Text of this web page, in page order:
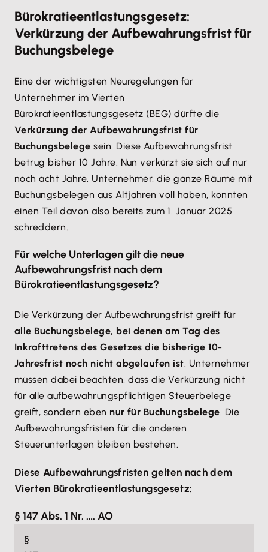
Bürokratieentlastungsgesetz:
Verkürzung der Aufbewahrungsfrist für
Buchungsbelege
Eine der wichtigsten Neuregelungen für
Unternehmer im Vierten
Bürokratieentlastungsgesetz (BEG) dürfte die
Verkürzung der Aufbewahrungsfrist für
Buchungsbelege sein. Diese Aufbewahrungsfrist
betrug bisher 10 Jahre. Nun verkürzt sie sich auf nur
noch acht Jahre. Unternehmer, die ganze Räume mit
Buchungsbelegen aus Altjahren voll haben, konnten
einen Teil davon also bereits zum 1. Januar 2025
schreddern.
Für welche Unterlagen gilt die neue
Aufbewahrungsfrist nach dem
Bürokratieentlastungsgesetz?
Die Verkürzung der Aufbewahrungsfrist greift für
alle Buchungsbelege, bei denen am Tag des
Inkrafttretens des Gesetzes die bisherige 10-
Jahresfrist noch nicht abgelaufen ist. Unternehmer
müssen dabei beachten, dass die Verkürzung nicht
für alle aufbewahrungspflichtigen Steuerbelege
greift, sondern eben nur für Buchungsbelege. Die
Aufbewahrungsfristen für die anderen
Steuerunterlagen bleiben bestehen.
Diese Aufbewahrungsfristen gelten nach dem
Vierten Bürokratieentlastungsgesetz:
§ 147 Abs. 1 Nr. …. AO
§